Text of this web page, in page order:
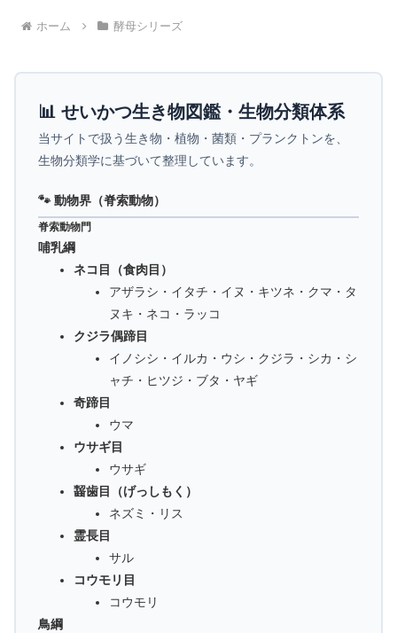
ホーム 酵母シリーズ
📊 せいかつ生き物図鑑・生物分類体系
当サイトで扱う生き物・植物・菌類・プランクトンを、
生物分類学に基づいて整理しています。
🐾 動物界（脊索動物）
脊索動物門
哺乳綱
ネコ目（食肉目）
アザラシ・イタチ・イヌ・キツネ・クマ・タ
ヌキ・ネコ・ラッコ
クジラ偶蹄目
イノシシ・イルカ・ウシ・クジラ・シカ・シ
ャチ・ヒツジ・ブタ・ヤギ
奇蹄目
ウマ
ウサギ目
ウサギ
齧歯目（げっしもく）
ネズミ・リス
霊長目
サル
コウモリ目
コウモリ
鳥綱